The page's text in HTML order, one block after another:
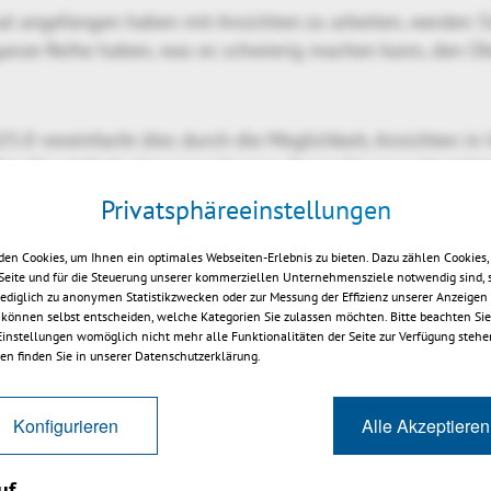
angefangen haben mit Ansichten zu arbeiten, werden
Reihe haben, was es schwierig machen kann, den
vereinfacht dies durch die Möglichkeit, Ansichten in
Sie einfach eine neue Gruppe, fügen Sie neue
Sie bestehende Ansichten aus einer anderen Gruppe in
Ansicht zeigen, ist dies sehr einfach zu
sich Gruppen von Ansichten zusammenklappen und
Sie unten.
Privatsphäreeinstellungen
Cookies, um Ihnen ein optimales Webseiten-Erlebnis zu bieten. Dazu zählen
und für die Steuerung unserer kommerziellen Unternehmensziele notwendig sind,
zu anonymen Statistikzwecken oder zur Messung der Effizienz unserer
selbst entscheiden, welche Kategorien Sie zulassen möchten. Bitte beachten
womöglich nicht mehr alle Funktionalitäten der Seite zur Verfügung
finden Sie in unserer Datenschutzerklärung.
Konfigurieren Alle Akzeptieren